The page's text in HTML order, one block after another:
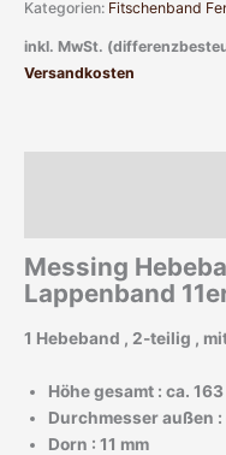
Kategorien: Fitschenband
inkl. MwSt.
Versandkosten
Messing
Lappenband
1 Hebeband , 2-teilig ,
Höhe gesamt : ca.
Durchmesser außen :
Dorn : 11 mm